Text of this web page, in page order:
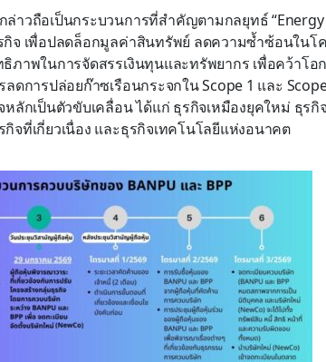
ล่าวถือเป็นกระบวนการที่สำคัญตามกลยุทธ์
กิจ เพื่อปลดล็อกมูลค่าสินทรัพย์ ลดความซ้ำซ้อนในโ
ภาพในการจัดสรรเงินทุนและทรัพยากร เพื่อคว้าโอ
ดการปล่อยก๊าซเรือนกระจกใน Scope 1 และ
ลักเป็นตัวขับเคลื่อน ได้แก่ ธุรกิจเหมืองยุคใหม่ ธุร
จที่เกี่ยวเนื่อง และธุรกิจเทคโนโลยีแห่งอนาคต